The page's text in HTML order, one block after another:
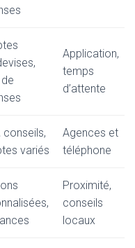
Application,
temps
d’attente
conseils,
variés
Agences et
téléphone
Proximité,
conseils
locaux